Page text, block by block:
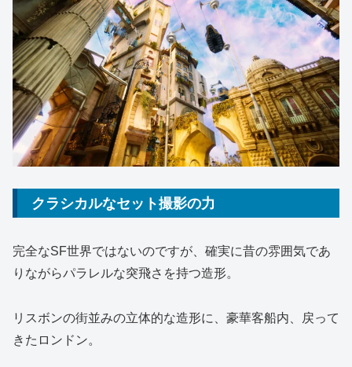
クラシカルなセット撮影の力
完全なSF世界ではないのですが、確実に昔の雰囲気であ
りながらパラレルな突飛さを持つ造形。
リスボンの街並みの立体的な造形に、豪華客船内、戻って
きたロンドン。